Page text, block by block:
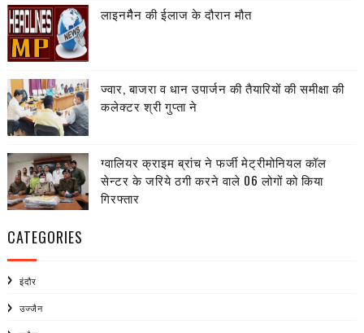
लाइनमैैन की ईलाज के दौरान मौत
ज्वार, बाजरा व धान उपार्जन की तैयारियों की समीक्षा की
कलेक्टर श्री गुप्ता ने
ग्वालियर क्राइम ब्रांच ने फर्जी मेट्रीमोनियल कॉल
सेन्टर के जरिये ठगी करने वाले 06 लोगों को किया
गिरफ्तार
CATEGORIES
इंदौर
उज्जैन